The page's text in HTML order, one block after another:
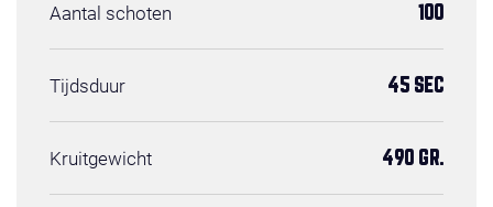
Aantal schoten 100
Tijdsduur 45 SEC
Kruitgewicht 490 GR.